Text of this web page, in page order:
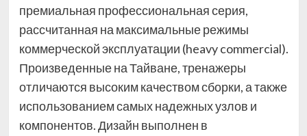
премиальная профессиональная серия,
рассчитанная на максимальные режимы
коммерческой эксплуатации (heavy commercial).
Произведенные на Тайване, тренажеры
отличаются высоким качеством сборки, а также
использованием самых надежных узлов и
компонентов. Дизайн выполнен в